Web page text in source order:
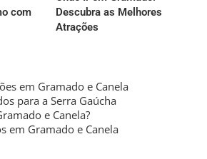
com
Descubra as Melhores
Atrações
em Gramado e Canela
para a Serra Gaúcha
e Canela?
em Gramado e Canela